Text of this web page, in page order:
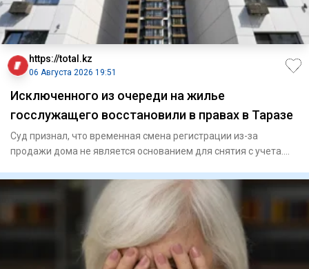
https://total.kz
06 Августа 2026 19:51
Исключенного из очереди на жилье
госслужащего восстановили в правах в Таразе
Суд признал, что временная смена регистрации из-за
продажи дома не является основанием для снятия с учета.